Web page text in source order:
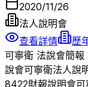
2020/11/26
法人說明會
查看詳情
歷
可寧衛 法說會簡報
說會可寧衛法人說
8422財報說明會可